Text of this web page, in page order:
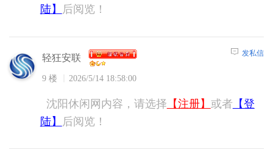
陆】
后阅览！
轻狂安联
9 楼 2026/5/14 18:58:00
发私信
沈阳休闲网内容，请选择 【注册】 或者 【登
陆】
后阅览！